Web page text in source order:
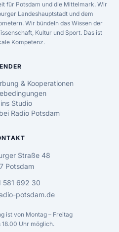
für Potsdam und die Mittelmark. Wir
Landeshauptstadt und dem
Wir bündeln das Wissen der
Kultur und Sport. Das ist
Kompetenz.
& Kooperationen
Studio
Radio Potsdam
Straße 48
Potsdam
581 692 30
potsdam.de
ist von Montag – Freitag
Uhr möglich.